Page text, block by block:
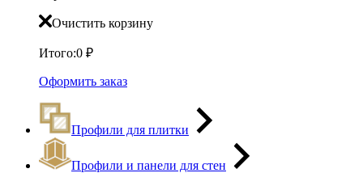
Очистить корзину
Итого:0 ₽
Оформить заказ
Профили для плитки
Профили и панели для стен